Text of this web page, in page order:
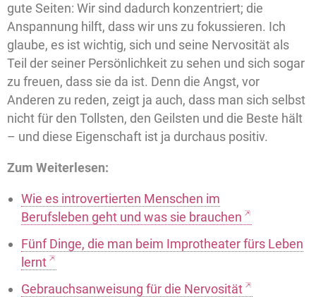
gute Seiten: Wir sind dadurch konzentriert; die
Anspannung hilft, dass wir uns zu fokussieren. Ich
glaube, es ist wichtig, sich und seine Nervosität als
Teil der seiner Persönlichkeit zu sehen und sich sogar
zu freuen, dass sie da ist. Denn die Angst, vor
Anderen zu reden, zeigt ja auch, dass man sich selbst
nicht für den Tollsten, den Geilsten und die Beste hält
– und diese Eigenschaft ist ja durchaus positiv.
Zum Weiterlesen:
Wie es introvertierten Menschen im
Berufsleben geht und was sie brauchen
Fünf Dinge, die man beim Improtheater fürs Leben
lernt
Gebrauchsanweisung für die Nervosität